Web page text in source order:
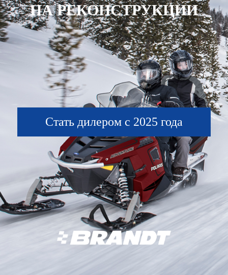
НА РЕКОНСТРУКЦИИ
Стать дилером с 2025 года